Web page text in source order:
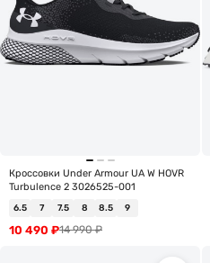
Кроссовки Under Armour UA W HOVR
Turbulence 2 3026525-001
6.5 7 7.5 8 8.5 9
14 990₽
10 490 ₽